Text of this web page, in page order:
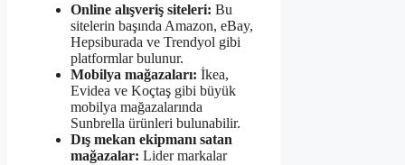
Online alışveriş siteleri: Bu
sitelerin başında Amazon, eBay,
Hepsiburada ve Trendyol gibi
platformlar bulunur.
Mobilya mağazaları: İkea,
Evidea ve Koçtaş gibi büyük
mobilya mağazalarında
Sunbrella ürünleri bulunabilir.
Dış mekan ekipmanı satan
mağazalar: Lider markalar